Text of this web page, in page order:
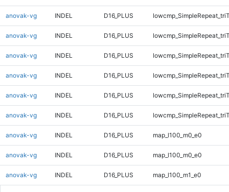
anovak-vg INDEL D16_PLUS
anovak-vg INDEL D16_PLUS
anovak-vg INDEL D16_PLUS
anovak-vg INDEL D16_PLUS
anovak-vg INDEL D16_PLUS
anovak-vg INDEL D16_PLUS
anovak-vg INDEL D16_PLUS map_l100_m0_e0
anovak-vg INDEL D16_PLUS map_l100_m0_e0
anovak-vg INDEL D16_PLUS map_l100_m1_e0